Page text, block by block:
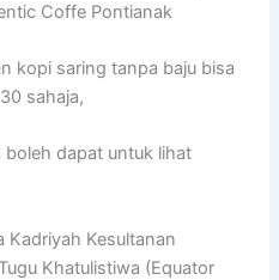
Coffe Pontianak
kopi saring tanpa baju bisa
sahaja,
boleh dapat untuk lihat
Kadriyah Kesultanan
Khatulistiwa (Equator